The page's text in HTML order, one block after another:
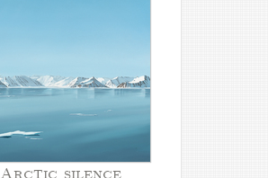
Arctic silence